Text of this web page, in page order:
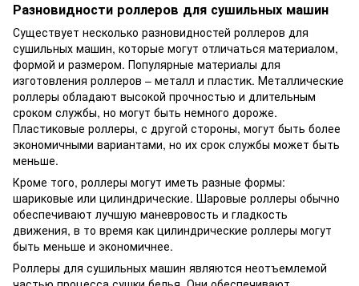
Разновидности роллеров для сушильных машин
Существует несколько разновидностей роллеров для
сушильных машин, которые могут отличаться материалом,
формой и размером. Популярные материалы для
изготовления роллеров – металл и пластик. Металлические
роллеры обладают высокой прочностью и длительным
сроком службы, но могут быть немного дороже.
Пластиковые роллеры, с другой стороны, могут быть более
экономичными вариантами, но их срок службы может быть
меньше.
Кроме того, роллеры могут иметь разные формы:
шариковые или цилиндрические. Шаровые роллеры обычно
обеспечивают лучшую маневровость и гладкость
движения, в то время как цилиндрические роллеры могут
быть меньше и экономичнее.
Роллеры для сушильных машин являются неотъемлемой